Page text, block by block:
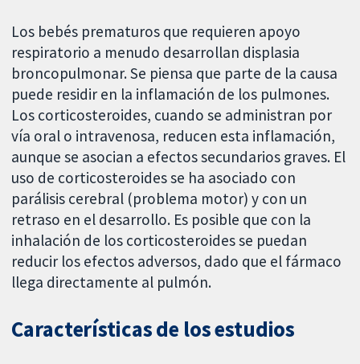
Los bebés prematuros que requieren apoyo
respiratorio a menudo desarrollan displasia
broncopulmonar. Se piensa que parte de la causa
puede residir en la inflamación de los pulmones.
Los corticosteroides, cuando se administran por
vía oral o intravenosa, reducen esta inflamación,
aunque se asocian a efectos secundarios graves. El
uso de corticosteroides se ha asociado con
parálisis cerebral (problema motor) y con un
retraso en el desarrollo. Es posible que con la
inhalación de los corticosteroides se puedan
reducir los efectos adversos, dado que el fármaco
llega directamente al pulmón.
Características de los estudios